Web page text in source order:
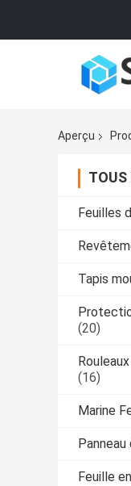
Aperçu
TOUS
Feuilles
Tapis
(20)
(16)
Marine
Feuille